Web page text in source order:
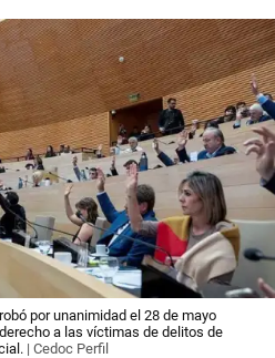
por unanimidad el 28 de mayo
a las víctimas de delitos de
| Cedoc Perfil